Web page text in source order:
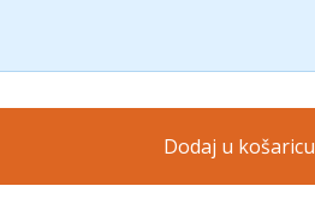
Dodaj u košaricu